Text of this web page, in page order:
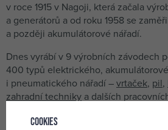
v roce 1915 v Nagoji, která začala
a generátorů a od roku 1958 se
a později akumulátorové nářadí.
Dnes vyrábí v 9 výrobních závodech
400 typů elektrického,
i pneumatického nářadí – vrtaček, pil,
zahradní techniky a dalších
bateriových strojů, především řadami
Cookies